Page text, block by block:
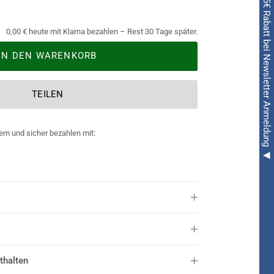
◀ 5€ Rabatt bei Newsletter Anmeldung ◀
0,00 € heute mit Klarna bezahlen – Rest 30 Tage später.
IN DEN WARENKORB
TEILEN
und sicher bezahlen mit: